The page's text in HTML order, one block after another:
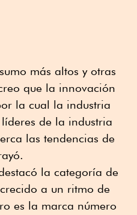
más altos y otras
que la innovación
la cual la industria
de la industria
las tendencias de
la categoría de
a un ritmo de
es la marca número